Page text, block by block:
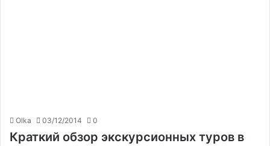
Olka 03/12/2014 0
Краткий обзор экскурсионных туров в